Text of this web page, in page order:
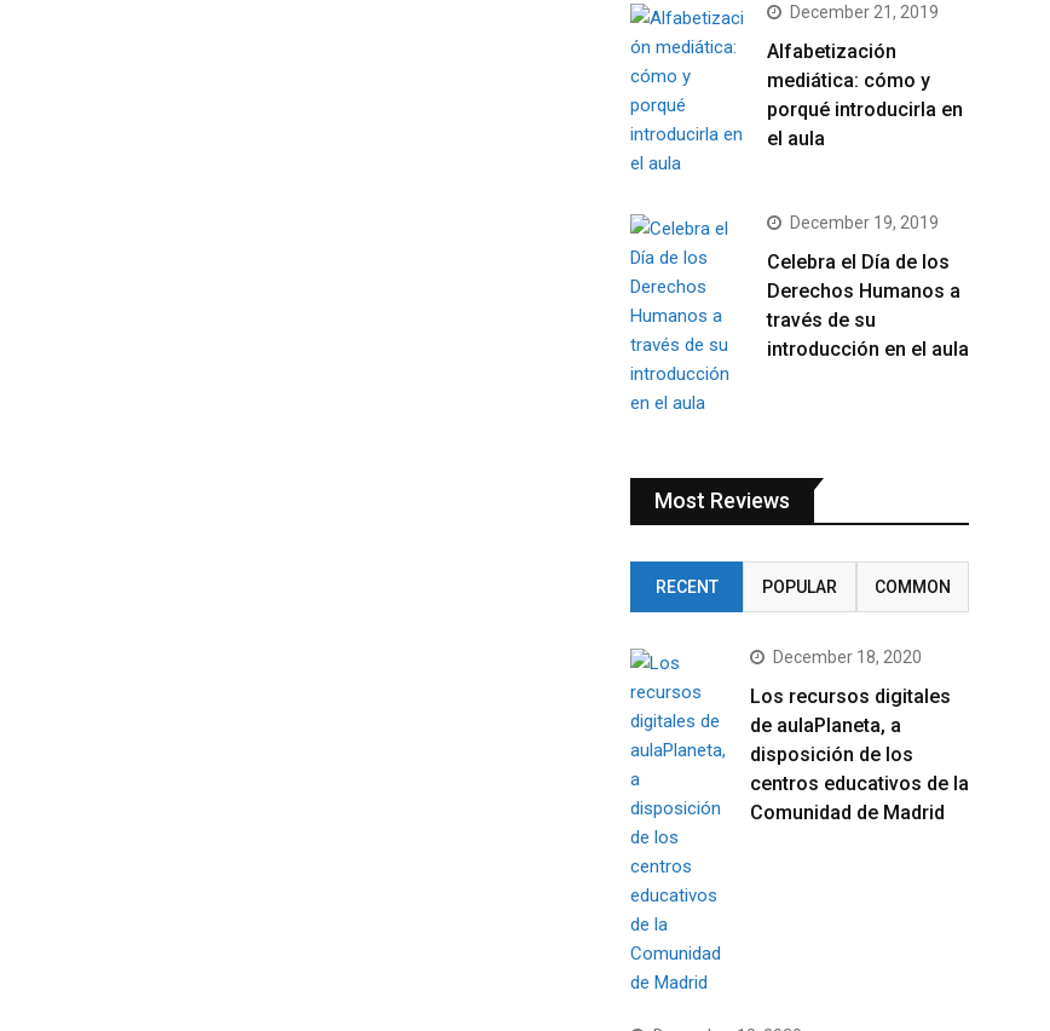
December 21, 2019
Alfabetización
mediática: cómo y
porqué introducirla en
el aula
December 19, 2019
Celebra el Día de los
Derechos Humanos a
través de su
introducción en el aula
Most Reviews
RECENT POPULAR COMMON
December 18, 2020
Los recursos digitales
de aulaPlaneta, a
disposición de los
centros educativos de la
Comunidad de Madrid